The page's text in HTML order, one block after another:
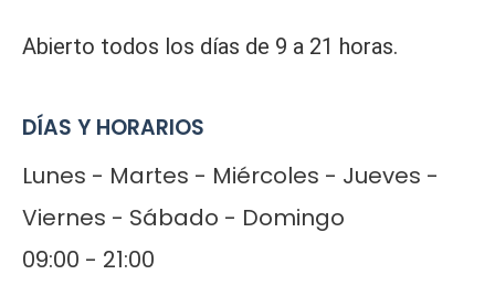
Abierto todos los días de 9 a 21 horas.
DÍAS Y HORARIOS
Lunes - Martes - Miércoles - Jueves -
Viernes - Sábado - Domingo
09:00 - 21:00